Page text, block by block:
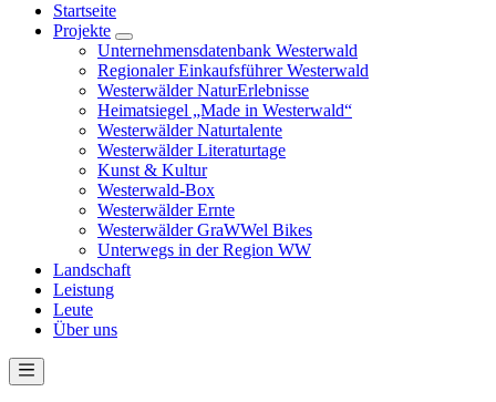
Startseite
Projekte
Unternehmensdatenbank Westerwald
Regionaler Einkaufsführer Westerwald
Westerwälder NaturErlebnisse
Heimatsiegel „Made in Westerwald“
Westerwälder Naturtalente
Westerwälder Literaturtage
Kunst & Kultur
Westerwald-Box
Westerwälder Ernte
Westerwälder GraWWel Bikes
Unterwegs in der Region WW
Landschaft
Leistung
Leute
Über uns